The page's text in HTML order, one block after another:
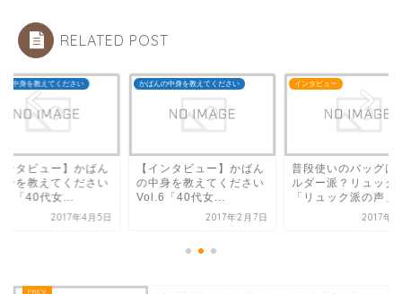
RELATED POST
の中身を教えてください
ンタビュー】かばん
身を教えてください
「40代女...
2017年4月5日
かばんの中身を教えてください
【インタビュー】かばん
の中身を教えてください
Vol.6「40代女...
2017年2月7日
インタビュー
普段使いのバッグは
ルダー派？リュック
「リュック派の声」
2017年2